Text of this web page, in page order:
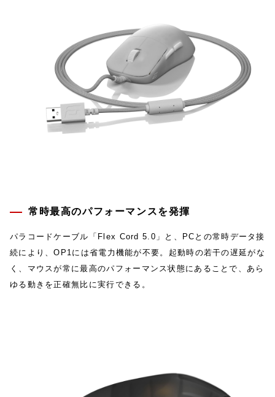
常時最高のパフォーマンスを発揮
パラコードケーブル「Flex Cord 5.0」と、PCとの常時データ接
続により、OP1には省電力機能が不要。起動時の若干の遅延がな
く、マウスが常に最高のパフォーマンス状態にあることで、あら
ゆる動きを正確無比に実行できる。